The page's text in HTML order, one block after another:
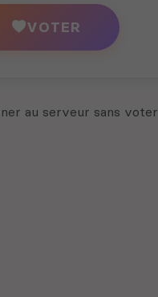
VOTER
au serveur sans voter